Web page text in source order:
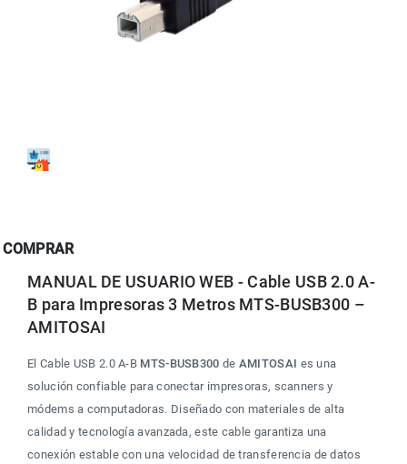
COMPRAR
MANUAL DE USUARIO WEB - Cable USB 2.0 A-
B para Impresoras 3 Metros MTS-BUSB300 –
AMITOSAI
El Cable USB 2.0 A-B MTS-BUSB300 de AMITOSAI es una
solución confiable para conectar impresoras, scanners y
módems a computadoras. Diseñado con materiales de alta
calidad y tecnología avanzada, este cable garantiza una
conexión estable con una velocidad de transferencia de datos